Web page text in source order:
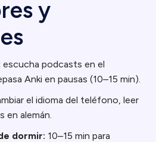
y
escucha podcasts en el
Anki en pausas (10–15 min).
el idioma del teléfono, leer
en alemán.
dormir: 10–15 min para